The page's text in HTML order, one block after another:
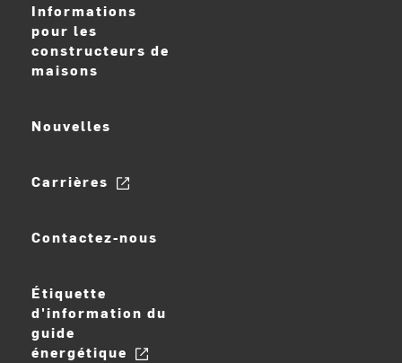
Informations
pour les
constructeurs de
maisons
Nouvelles
Carrières
Contactez-nous
Étiquette
d'information du
guide
énergétique